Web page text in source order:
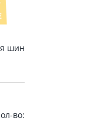
шин
во: